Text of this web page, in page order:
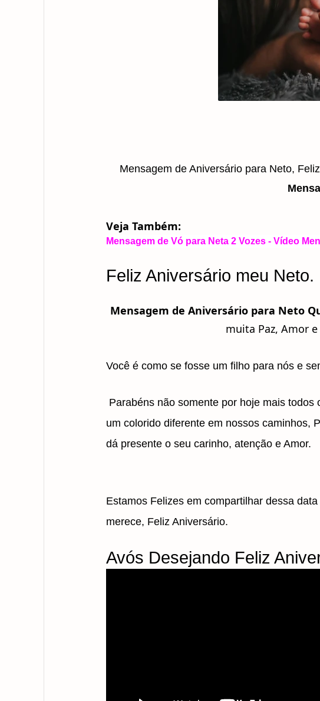
Mensagem de Aniversário para Neto,
Veja Também:
Mensagem de Vó para Neta 2 Vozes - Vídeo
Feliz Aniversário meu Neto.
Mensagem de Aniversário para Neto
muita Paz, Amor
Você é como se fosse um filho para nós e
Parabéns não somente por hoje mais
um colorido diferente em nossos caminhos,
dá presente o seu carinho, atenção e Amor.
Estamos Felizes em compartilhar dessa
merece, Feliz Aniversário.
Avós Desejando Feliz